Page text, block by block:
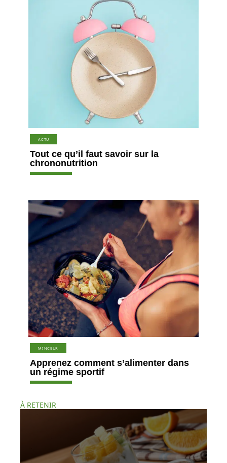
ACTU
Tout ce qu’il faut savoir sur la
chrononutrition
MINCEUR
Apprenez comment s’alimenter dans
un régime sportif
À RETENIR